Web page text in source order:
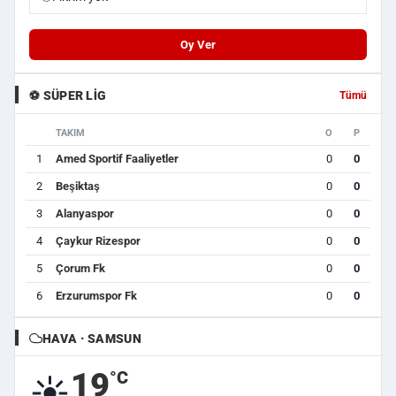
Oy Ver
⚽ SÜPER LIG Tümü
TAKIM O P
1 Amed Sportif Faaliyetler 0 0
2 Beşiktaş 0 0
3 Alanyaspor 0 0
4 Çaykur Rizespor 0 0
5 Çorum Fk 0 0
6 Erzurumspor Fk 0 0
HAVA · SAMSUN
19°C